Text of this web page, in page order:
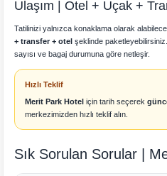
Ulaşım | Otel + Uçak +
Tatilinizi yalnızca konaklama olarak
+ transfer + otel şeklinde
sayısı ve bagaj durumuna göre netleşir.
Hızlı Teklif
Merit Park Hotel için tarih seçerek
merkezimizden hızlı teklif alın.
Sık Sorulan Sorular |